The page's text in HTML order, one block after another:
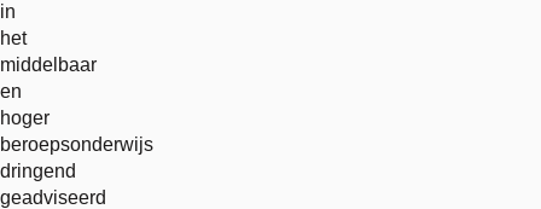
in
het
middelbaar
en
hoger
beroepsonderwijs
dringend
geadviseerd